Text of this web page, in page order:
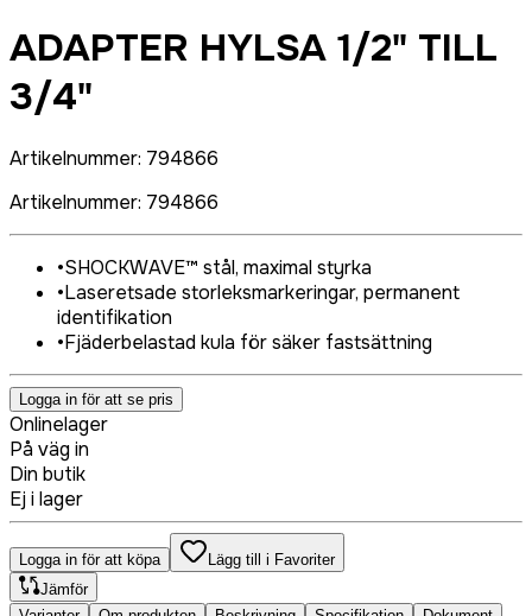
ADAPTER HYLSA 1/2" TILL
3/4"
Artikelnummer: 794866
Artikelnummer: 794866
•SHOCKWAVE™ stål, maximal styrka
•Laseretsade storleksmarkeringar, permanent
identifikation
•Fjäderbelastad kula för säker fastsättning
Logga in för att se pris
Onlinelager
På väg in
Din butik
Ej i lager
Logga in för att köpa
Lägg till i Favoriter
Jämför